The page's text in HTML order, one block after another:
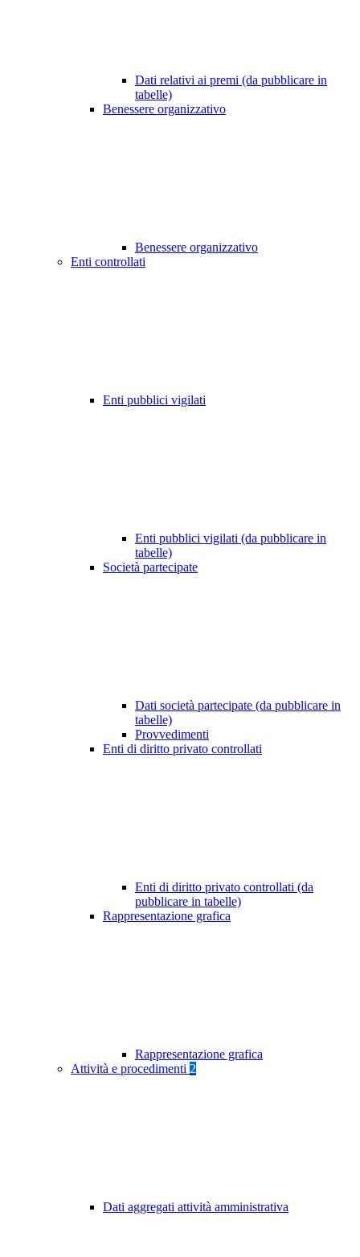
Dati relativi ai premi (da pubblicare in
tabelle)
Benessere organizzativo
Benessere organizzativo
Enti controllati
Enti pubblici vigilati
Enti pubblici vigilati (da pubblicare in
tabelle)
Società partecipate
Dati società partecipate (da pubblicare in
tabelle)
Provvedimenti
Enti di diritto privato controllati
Enti di diritto privato controllati (da
pubblicare in tabelle)
Rappresentazione grafica
Rappresentazione grafica
Attività e procedimenti 2
Dati aggregati attività amministrativa